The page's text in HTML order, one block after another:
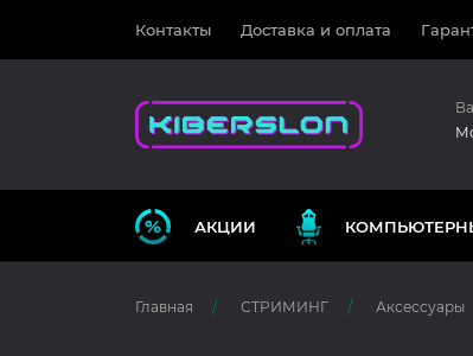
Контакты Доставка и оплата
АКЦИИ
Главная СТРИМИНГ Аксессуары